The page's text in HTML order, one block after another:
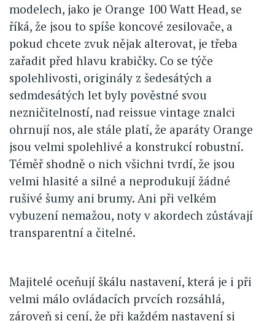
modelech, jako je Orange 100 Watt Head, se
říká, že jsou to spíše koncové zesilovače, a
pokud chcete zvuk nějak alterovat, je třeba
zařadit před hlavu krabičky. Co se týče
spolehlivosti, originály z šedesátých a
sedmdesátých let byly pověstné svou
nezničitelností, nad reissue vintage znalci
ohrnují nos, ale stále platí, že aparáty Orange
jsou velmi spolehlivé a konstrukcí robustní.
Téměř shodně o nich všichni tvrdí, že jsou
velmi hlasité a silné a neprodukují žádné
rušivé šumy ani brumy. Ani při velkém
vybuzení nemažou, noty v akordech zůstávají
transparentní a čitelné.
Majitelé oceňují škálu nastavení, která je i při
velmi málo ovládacích prvcích rozsáhlá,
zároveň si cení, že při každém nastavení si